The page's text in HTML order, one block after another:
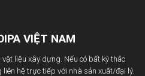
VIỆT NAM
liệu xây dựng. Nếu có bất kỳ thắc
hệ trực tiếp với nhà sản xuất/đại lý.